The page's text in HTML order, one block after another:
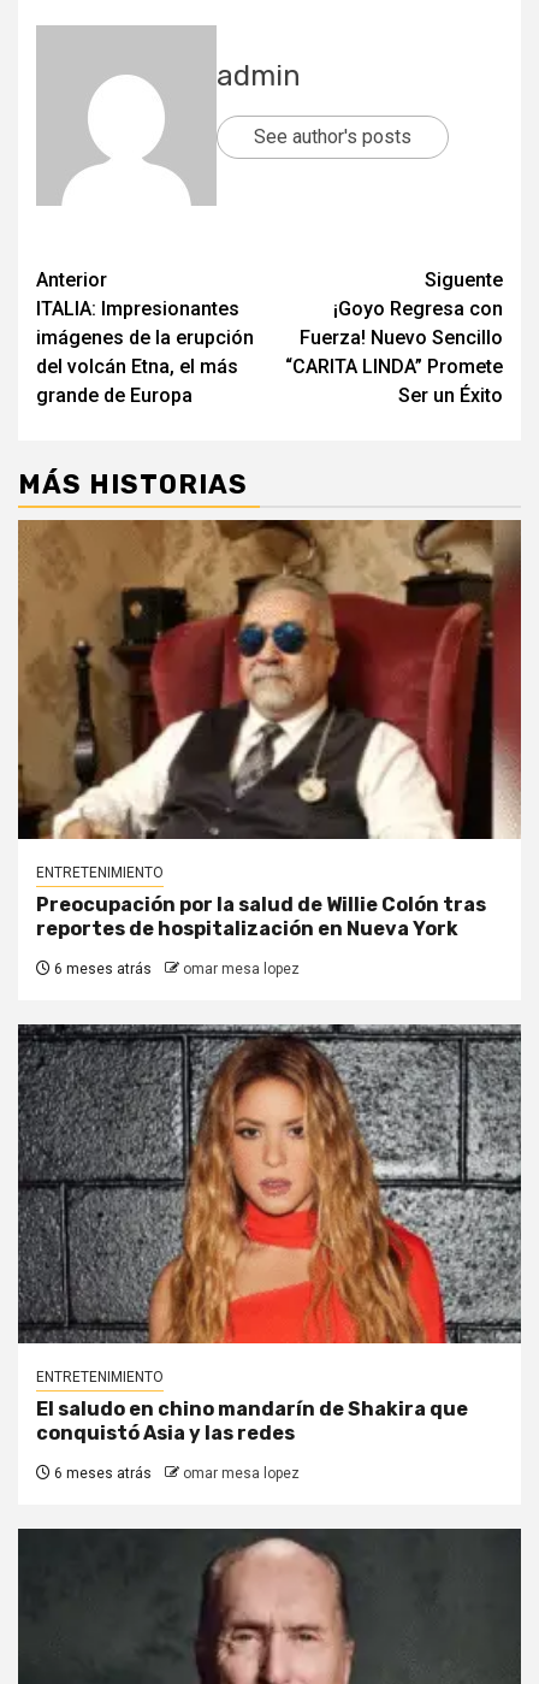
admin
See author's posts
Post
navigation
Anterior
ITALIA: Impresionantes
imágenes de la erupción
del volcán Etna, el más
grande de Europa
Siguente
¡Goyo Regresa con
Fuerza! Nuevo Sencillo
“CARITA LINDA” Promete
Ser un Éxito
MÁS HISTORIAS
ENTRETENIMIENTO
Preocupación por la salud de Willie Colón tras
reportes de hospitalización en Nueva York
6 meses atrás omar mesa lopez
ENTRETENIMIENTO
El saludo en chino mandarín de Shakira que
conquistó Asia y las redes
6 meses atrás omar mesa lopez